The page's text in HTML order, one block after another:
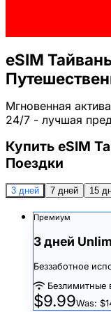
eSIM
Мгновенная
24/7 - лучшая
Купить eSIM
Поездки
3 дней 7 дней 15
Премиум
3 дней
Беззаботное
Безлимитные
$9.99Was: